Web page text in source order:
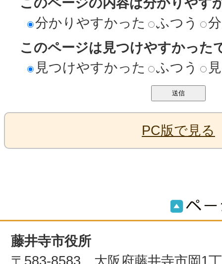
分かりやすかった
ふつう
このページは見つけやすかった
見つけやすかった
ふつう
PC版で見る
藤井寺市役所
〒583-8583 大阪府藤井寺市岡1